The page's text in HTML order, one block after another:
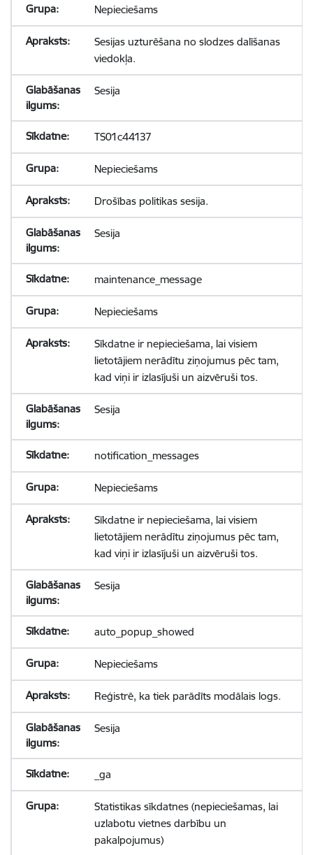
Nepieciešams
Sesijas uzturēšana no slodzes dalīšanas
viedokļa.
Sesija
TS01c44137
Nepieciešams
Drošības politikas sesija.
Sesija
maintenance_message
Nepieciešams
Sīkdatne ir nepieciešama, lai visiem
lietotājiem nerādītu ziņojumus pēc tam,
kad viņi ir izlasījuši un aizvēruši tos.
Sesija
notification_messages
Nepieciešams
Sīkdatne ir nepieciešama, lai visiem
lietotājiem nerādītu ziņojumus pēc tam,
kad viņi ir izlasījuši un aizvēruši tos.
Sesija
auto_popup_showed
Nepieciešams
Reģistrē, ka tiek parādīts modālais logs.
Sesija
_ga
Statistikas sīkdatnes (nepieciešamas, lai
uzlabotu vietnes darbību un
pakalpojumus)